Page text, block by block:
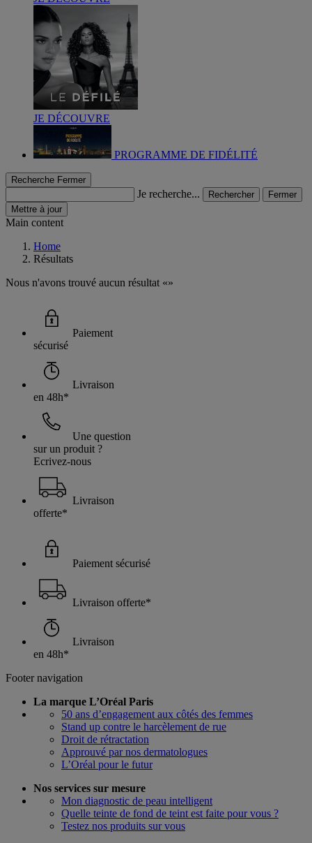
JE DÉCOUVRE
PROGRAMME DE FIDÉLITÉ
Recherche Fermer
Je recherche... Rechercher
Fermer
Mettre à jour
Main content
Home
Résultats
Nous n'avons trouvé aucun résultat
Paiement
sécurisé
Livraison
en 48h*
Une question
sur un produit ?
Ecrivez-nous
Livraison
offerte*
Paiement sécurisé
Livraison offerte*
Livraison
en 48h*
Footer navigation
La marque L’Oréal Paris
50 ans d’engagement aux côtés des femmes
Stand up contre le harcèlement de rue
Droit de rétractation
Approuvé par nos dermatologues
L’Oréal pour le futur
Nos services sur mesure
Mon diagnostic de peau intelligent
Quelle teinte de fond de teint est faite pour vous ?
Testez nos produits sur vous